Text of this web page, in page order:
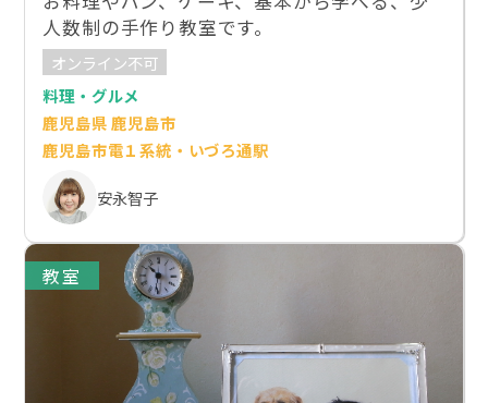
人数制の手作り教室です。
オンライン不可
料理・グルメ
鹿児島県 鹿児島市
鹿児島市電１系統・いづろ通駅
安永智子
教室